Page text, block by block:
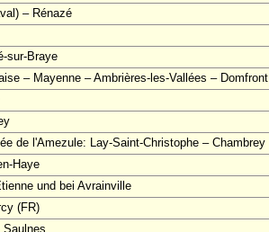
– Rénazé
sur-Braye
– Mayenne – Ambrières-les-Vallées – Domfront
de l'Amezule: Lay-Saint-Christophe – Chambrey
Haye
und bei Avrainville
(FR)
Saulnes